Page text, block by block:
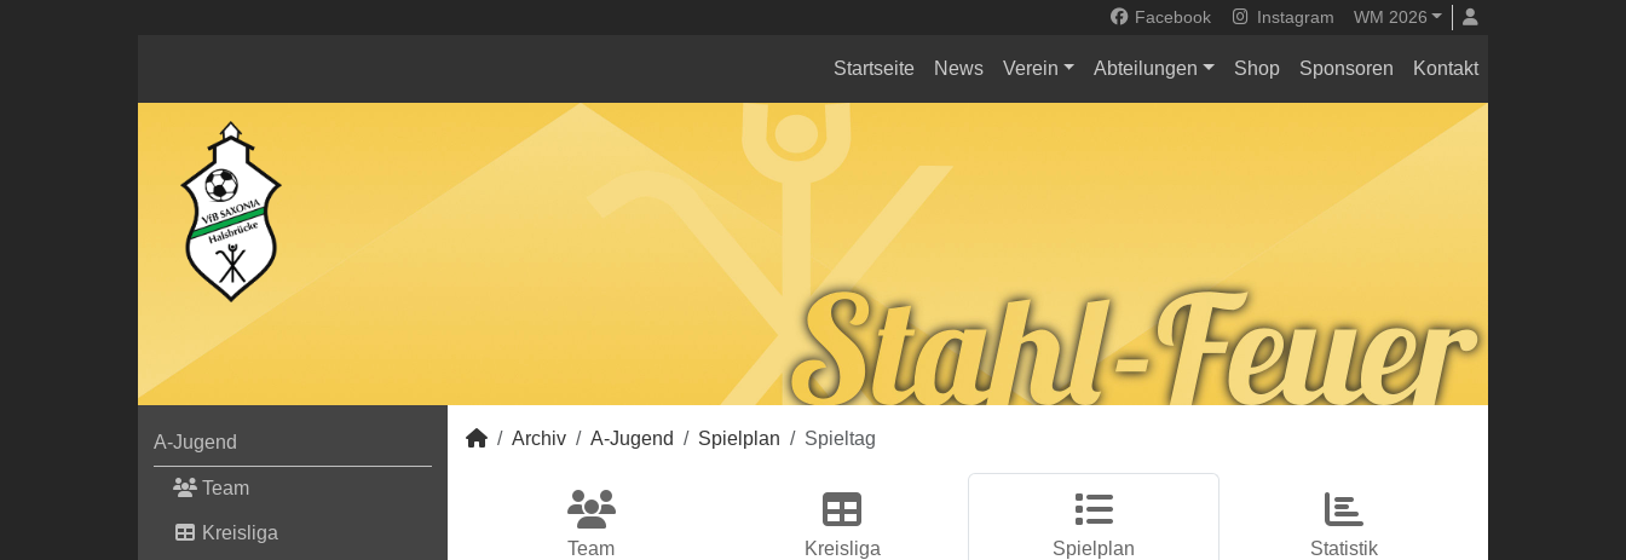
Facebook Instagram WM 2026
Startseite News Verein Abteilungen Shop Sponsoren Kontakt
A-Jugend
Team
Kreisliga
Archiv A-Jugend Spielplan Spieltag
Team Kreisliga Spielplan Statistik